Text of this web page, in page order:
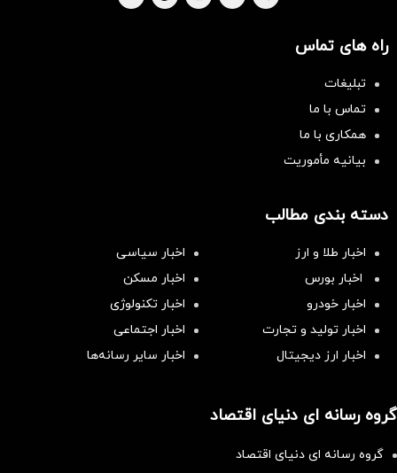
راه های تماس
تبلیغات
تماس با ما
همکاری با ما
بیانیه مأموریت
دسته بندی مطالب
اخبار طلا و ارز
اخبار سیاسی
اخبار بورس
اخبار مسکن
اخبار خودرو
اخبار تکنولوژی
اخبار تولید و تجارت
اخبار اجتماعی
اخبار ارز دیجیتال
اخبار سایر رسانه‌‌ها
گروه رسانه ای دنیای اقتصاد
گروه رسانه ای دنیای اقتصاد